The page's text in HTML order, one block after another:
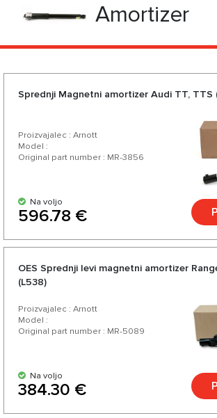
Amortizer
Sprednji Magnetni amortizer Audi TT, TTS
Proizvajalec : Arnott
Model :
Original part number : MR-3856
Na voljo
596.78 €
OES Sprednji levi magnetni amortizer
(L538)
Proizvajalec : Arnott
Model :
Original part number : MR-5089
Na voljo
384.30 €